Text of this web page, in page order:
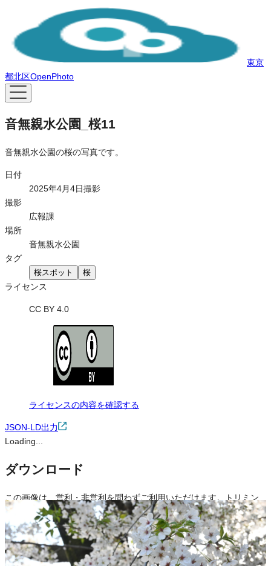
東京
都北区OpenPhoto
音無親水公園_桜11
音無親水公園の桜の写真です。
日付
2025年4月4日撮影
撮影
広報課
場所
音無親水公園
タグ
桜スポット 桜
ライセンス
CC BY 4.0
ライセンスの内容を確認する
JSON-LD出力
Loading...
ダウンロード
この画像は、営利・非営利を問わずご利用いただけます。トリミン
グ・色変更などの改変も可能です。クレジット表記は必須です。
※本サイトの 利用規約 も適用されます。
営利利用